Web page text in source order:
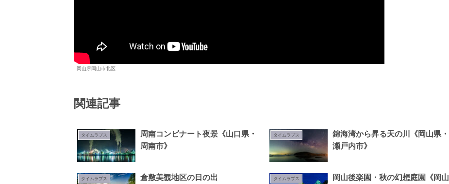
岡山県岡山市北区
関連記事
タイムラプス
周南コンビナート夜景《山口県・
周南市》
タイムラプス
錦海湾から昇る天の川《岡山県・
瀬戸内市》
タイムラプス
倉敷美観地区の日の出
タイムラプス
岡山後楽園・秋の幻想庭園《岡山